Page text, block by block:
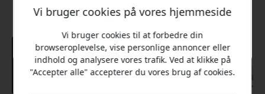
Vi bruger cookies på vores hjemmeside
Vi bruger cookies til at forbedre din
browseroplevelse, vise personlige annoncer eller
indhold og analysere vores trafik. Ved at klikke på
"Accepter alle" accepterer du vores brug af cookies.
Nej, jeg vil hellere betale fuld pris.